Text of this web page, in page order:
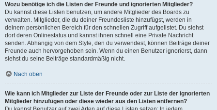
Wozu benötige ich die Listen der Freunde und ignorierten Mitglieder?
Du kannst diese Listen benutzen, um andere Mitglieder des Boards zu
verwalten. Mitglieder, die du deiner Freundesliste hinzufügst, werden in
deinem persönlichen Bereich für den schnellen Zugriff aufgelistet. Du siehst
dort deren Onlinestatus und kannst ihnen schnell eine Private Nachricht
senden. Abhängig von dem Style, den du verwendest, können Beiträge deiner
Freunde auch hervorgehoben sein. Wenn du einen Benutzer ignorierst, dann
siehst du seine Beiträge standardmäßig nicht.
Nach oben
Wie kann ich Mitglieder zur Liste der Freunde oder zur Liste der ignorierten
Mitglieder hinzufügen oder diese wieder aus den Listen entfernen?